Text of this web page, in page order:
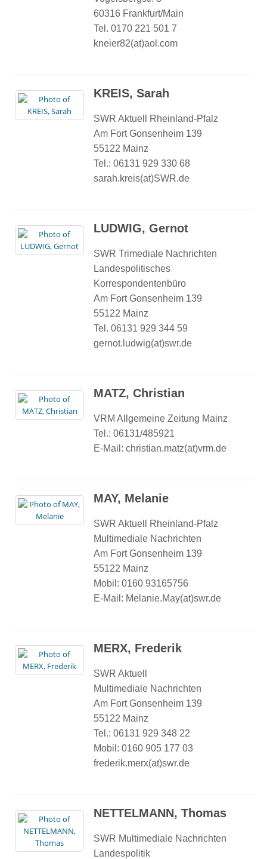
60316 Frankfurt/Main
Tel. 0170 221 501 7
kneier82(at)aol.com
KREIS, Sarah
SWR Aktuell Rheinland-Pfalz
Am Fort Gonsenheim 139
55122 Mainz
Tel.: 06131 929 330 68
sarah.kreis(at)SWR.de
LUDWIG, Gernot
SWR Trimediale Nachrichten
Landespolitisches
Korrespondentenbüro
Am Fort Gonsenheim 139
55122 Mainz
Tel. 06131 929 344 59
gernot.ludwig(at)swr.de
MATZ, Christian
VRM Allgemeine Zeitung Mainz
Tel.: 06131/485921
E-Mail: christian.matz(at)vrm.de
MAY, Melanie
SWR Aktuell Rheinland-Pfalz
Multimediale Nachrichten
Am Fort Gonsenheim 139
55122 Mainz
Mobil: 0160 93165756
E-Mail: Melanie.May(at)swr.de
MERX, Frederik
SWR Aktuell
Multimediale Nachrichten
Am Fort Gonsenheim 139
55122 Mainz
Tel.: 06131 929 348 22
Mobil: 0160 905 177 03
frederik.merx(at)swr.de
NETTELMANN, Thomas
SWR Multimediale Nachrichten
Landespolitik